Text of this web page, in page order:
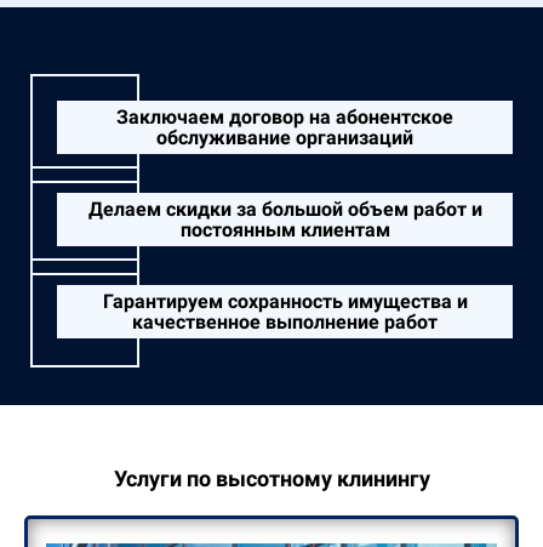
Заключаем договор на абонентское
обслуживание организаций
Делаем скидки за большой объем работ и
постоянным клиентам
Гарантируем сохранность имущества и
качественное выполнение работ
Услуги по высотному клинингу